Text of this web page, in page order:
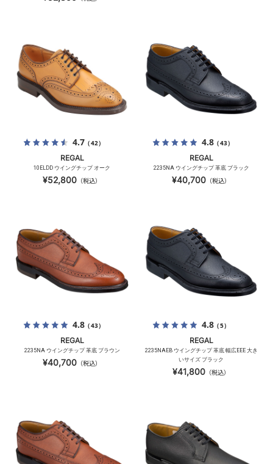
4.7（42）
REGAL
10ELDD ウイングチップ オーク
¥52,800 （税込）
4.8（43）
REGAL
2235NA ウイングチップ 革底 ブラック
¥40,700 （税込）
4.8（43）
REGAL
2235NA ウイングチップ 革底 ブラウン
¥40,700 （税込）
4.8（5）
REGAL
2235NAEB ウイングチップ 革底 幅広EEE 大き
いサイズ ブラック
¥41,800 （税込）